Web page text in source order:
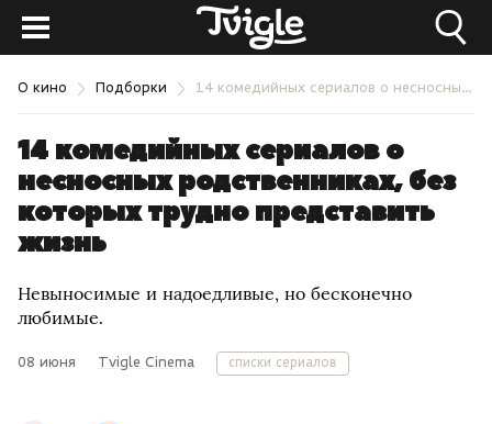
О кино Подборки 14 комедийных сериалов о несносных родственниках, без которых трудно представить жизнь
14 комедийных сериалов о
несносных родственниках, без
которых трудно представить
жизнь
Невыносимые и надоедливые, но бесконечно
любимые.
08 июня Tvigle Cinema списки сериалов